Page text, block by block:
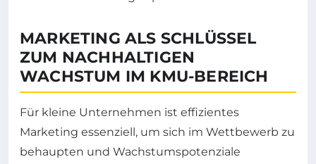
MARKETING ALS SCHLÜSSEL
ZUM NACHHALTIGEN
WACHSTUM IM KMU-BEREICH
Für kleine Unternehmen ist effizientes
Marketing essenziell, um sich im Wettbewerb zu
behaupten und Wachstumspotenziale